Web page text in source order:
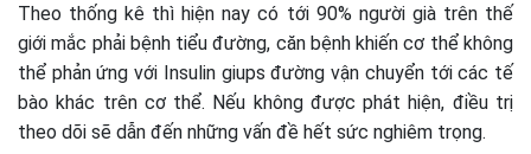
Theo thống kê thì hiện nay có tới 90% người già trên thế
giới mắc phải bệnh tiểu đường, căn bệnh khiến cơ thể không
thể phản ứng với Insulin giups đường vận chuyển tới các tế
bào khác trên cơ thể. Nếu không được phát hiện, điều trị
theo dõi sẽ dẫn đến những vấn đề hết sức nghiêm trọng.